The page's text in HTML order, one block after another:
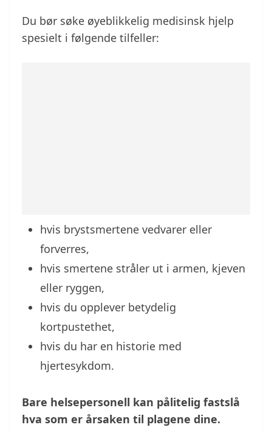
Du bør søke øyeblikkelig medisinsk hjelp
spesielt i følgende tilfeller:
hvis brystsmertene vedvarer eller
forverres,
hvis smertene stråler ut i armen, kjeven
eller ryggen,
hvis du opplever betydelig
kortpustethet,
hvis du har en historie med
hjertesykdom.
Bare helsepersonell kan pålitelig fastslå
hva som er årsaken til plagene dine.